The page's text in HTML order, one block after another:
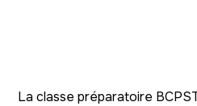
La classe préparatoire